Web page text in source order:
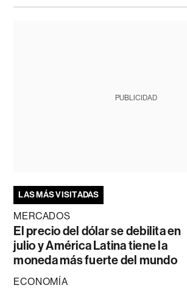
PUBLICIDAD
LAS MÁS VISITADAS
MERCADOS
El precio del dólar se debilita en
julio y América Latina tiene la
moneda más fuerte del mundo
ECONOMÍA